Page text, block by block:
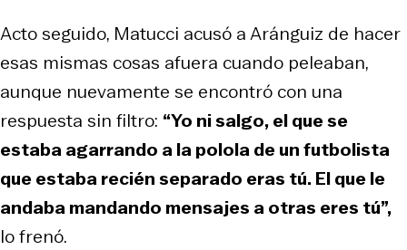
Acto seguido, Matucci acusó a Aránguiz de hacer
esas mismas cosas afuera cuando peleaban,
aunque nuevamente se encontró con una
respuesta sin filtro: “Yo ni salgo, el que se
estaba agarrando a la polola de un futbolista
que estaba recién separado eras tú. El que le
andaba mandando mensajes a otras eres tú”,
lo frenó.